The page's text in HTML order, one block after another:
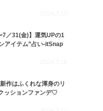
2026.7.10
7／31(金)】運気UPの1
アイテム”占い-itSnap
2026.7.16
作はふくれな渾身のリ
ッションファンデ♡